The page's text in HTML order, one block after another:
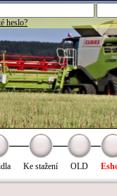
heslo?
Ke stažení OLD